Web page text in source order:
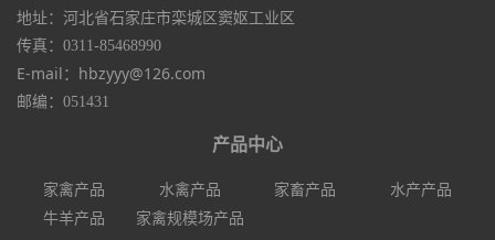
地址：河北省石家庄市栾城区窦妪工业区
传真：0311-85468990
E-mail：hbzyyy@126.com
邮编：051431
产品中心
家禽产品 水禽产品 家畜产品
水产产品
牛羊产品
家禽规模场产品